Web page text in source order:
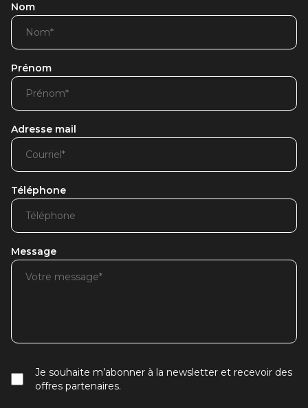
Nom
Prénom
Adresse mail
Téléphone
Message
Je souhaite m’abonner à la newsletter et recevoir des
offres partenaires.